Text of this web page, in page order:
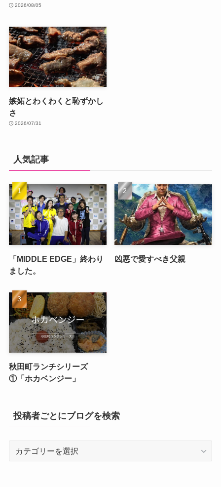
2026/08/05
嫉妬とわくわくと恥ずかし
さ
2026/07/31
人気記事
「MIDDLE EDGE」終わり
ました。
凶悪で愛すべき父親
秋田町ランチシリーズ
①「ホカベンジー」
投稿者ごとにブログを検索